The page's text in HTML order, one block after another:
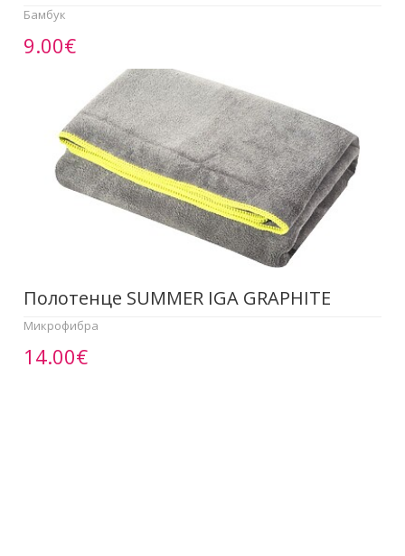
Бамбук
9.00€
Полотенце SUMMER IGA GRAPHITE
Микрофибра
14.00€